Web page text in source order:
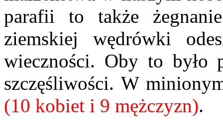
parafii to także
ziemskiej wędrówki
wieczności. Oby to było
szczęśliwości. W
(10 kobiet i 9 mężczyzn).